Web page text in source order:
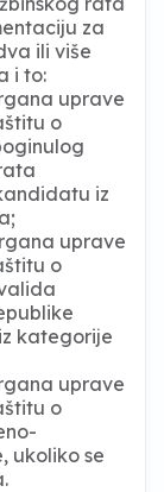
za
ili više
i to:
uprave
o
iz
uprave
o
kategorije
uprave
o
ukoliko se